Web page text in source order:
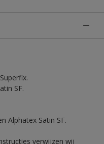
SF.
Alphatex Satin SF.
verwijzen wij